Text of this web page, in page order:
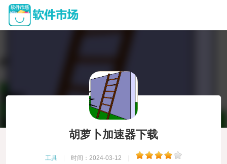
胡萝卜加速器下载
工具 时间：2024-03-12